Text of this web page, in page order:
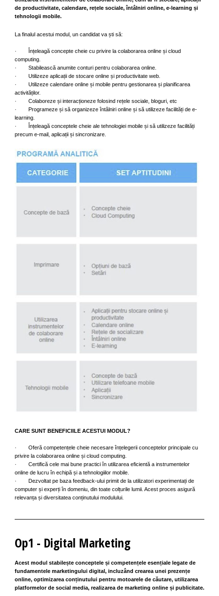
de productivitate, calendare, rețele sociale, întâlniri online, e-learning și
tehnologii mobile.
La finalul acestui modul, un candidat va ști să:
· Înțeleagă concepte cheie cu privire la colaborarea online și cloud
computing.
· Stabilească anumite conturi pentru colaborarea online.
· Utilizeze aplicații de stocare online și productivitate web.
· Utilizeze calendare online și mobile pentru gestionarea și planificarea
activităților.
· Colaboreze și interacționeze folosind rețele sociale, bloguri, etc
· Programeze și să organizeze întâlniri online și să utilizeze facilități de e-
learning.
· Înțeleagă conceptele cheie ale tehnologiei mobile și să utilizeze facilități
precum e-mail, aplicații și sincronizare.
CARE SUNT BENEFICIILE ACESTUI MODUL?
· Oferă competențele cheie necesare înțelegerii conceptelor principale cu
privire la colaborarea online și cloud computing.
· Certifică cele mai bune practici în utilizarea eficientă a instrumentelor
online de lucru în echipă și a tehnologiilor mobile.
· Dezvoltat pe baza feedback-ului primit de la utilizatori experimentați de
computer și experți în domeniu, din toate colțurile lumii. Acest proces asigură
relevanța și diversitatea conținutului modulului.
Op1 - Digital Marketing
Acest modul stabilește conceptele și competențele esențiale legate de
fundamentele marketingului digital, incluzând crearea unei prezențe
online, optimizarea conținutului pentru motoarele de căutare, utilizarea
platformelor de social media, realizarea de marketing online și publicitate.